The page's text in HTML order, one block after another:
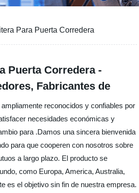
Para Puerta Corredera
Puerta Corredera -
Fabricantes de
reconocidos y confiables por
necesidades económicas y
para .Damos una sincera bienvenida
para que cooperen con nosotros sobre
a largo plazo. El producto se
como Europa, America, Australia,
es el objetivo sin fin de nuestra empresa.